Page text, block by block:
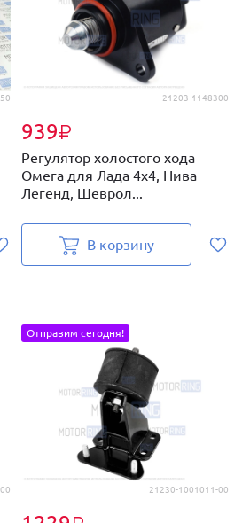
21203-1148300
939₽
Регулятор холостого хода
Омега для Лада 4х4, Нива
Легенд, Шеврол...
В корзину
21230-1001011-00
Отправим сегодня!